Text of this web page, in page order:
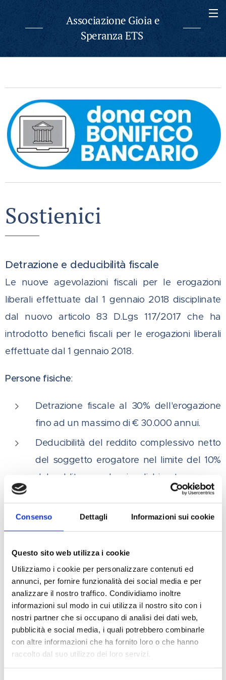
Consenso Dettagli Informazioni sui cookie
Questo sito web utilizza i cookie
Utilizziamo i cookie per personalizzare contenuti ed
annunci, per fornire funzionalità dei social media e per
analizzare il nostro traffico. Condividiamo inoltre
informazioni sul modo in cui utilizza il nostro sito con i
nostri partner che si occupano di analisi dei dati web,
pubblicità e social media, i quali potrebbero combinarle
con altre informazioni che ha fornito loro o che hanno
raccolto dal suo utilizzo dei loro servizi.
Associazione Gioia e
Speranza ETS
Sostienici
Detrazione e deducibilità fiscale
Le nuove agevolazioni fiscali per le erogazioni
liberali effettuate dal 1 gennaio 2018 disciplinate
dal nuovo articolo 83 D.Lgs 117/2017 che ha
introdotto benefici fiscali per le erogazioni liberali
effettuate dal 1 gennaio 2018.
Persone fisiche:
Detrazione fiscale al 30% dell'erogazione
fino ad un massimo di € 30.000 annui.
Deducibilità del reddito complessivo netto
del soggetto erogatore nel limite del 10%
del reddito complessivo dichiarato.
Qualora la deduzione sia di ammontare superiore
al reddito complessivo dichiarato, diminuito di
computata in aumento dell'importo deducibile dal
reddito complessivo dei periodi di imposta
successivi, ma non oltre il quarto, fino a
concorrenza del suo ammontare. (ai sensi
dell'art.83, del D.Lgs n.117 del 03/07/2017).
Imprese: